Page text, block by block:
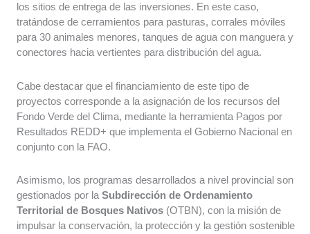
los sitios de entrega de las inversiones. En este caso,
tratándose de cerramientos para pasturas, corrales móviles
para 30 animales menores, tanques de agua con manguera y
conectores hacia vertientes para distribución del agua.
Cabe destacar que el financiamiento de este tipo de
proyectos corresponde a la asignación de los recursos del
Fondo Verde del Clima, mediante la herramienta Pagos por
Resultados REDD+ que implementa el Gobierno Nacional en
conjunto con la FAO.
Asimismo, los programas desarrollados a nivel provincial son
gestionados por la Subdirección de Ordenamiento
Territorial de Bosques Nativos(OTBN), con la misión de
impulsar la conservación, la protección y la gestión sostenible